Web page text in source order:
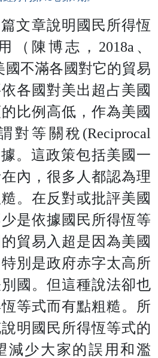
文章說明國民所得恆
（陳博志， 2018a 、
國不滿各國對它的貿易
各國對美出超占美國
比例高低，作為美國
對等關稅(Reciprocal
。這政策包括美國一
內，很多人都認為理
。在反對或批評美國
是依據國民所得恆等
貿易入超是因為美國
別是政府赤字太高所
國。但這種說法卻也
等式而有點粗糙。所
明國民所得恆等式的
減少大家的誤用和濫